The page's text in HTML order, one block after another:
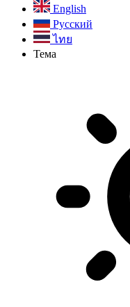
English
Русский
ไทย
Тема